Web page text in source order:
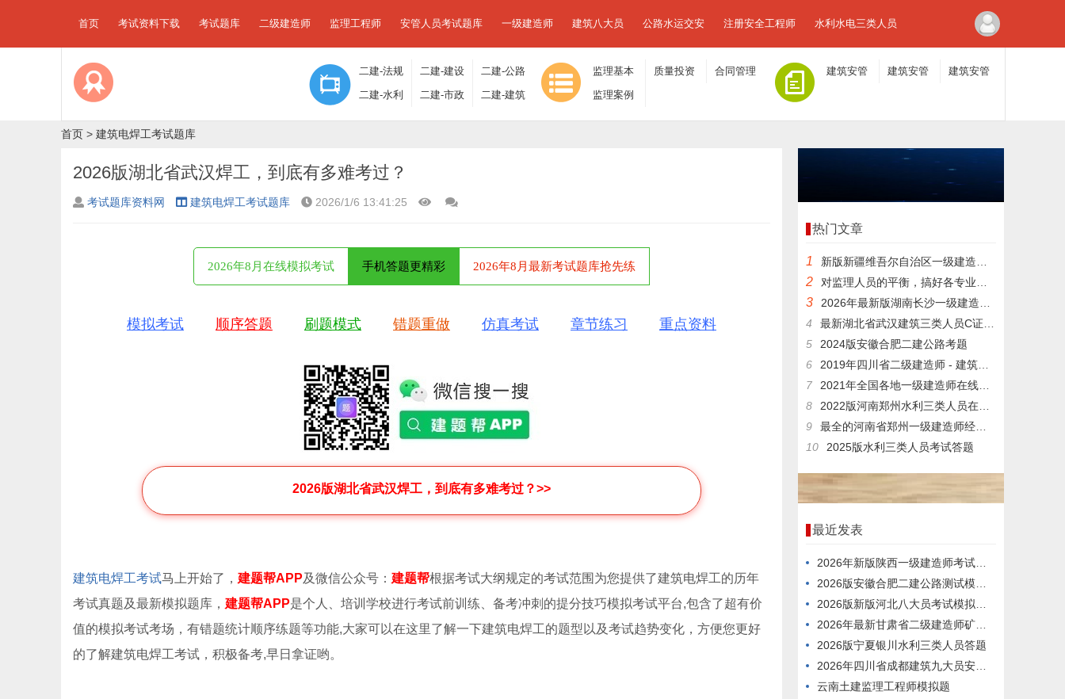
首页 考试资料下载 考试题库 二级建造师 监理工程师 安管人员考试题库 一级建造师 建筑八大员 公路水运交安 注册安全工程师 水利水电三类人员
二建-法规
及相关知
识
二建-建设
工程施工
管理
二建-公路
工程
二建-水利
水电
二建-市政
工程
二建-建筑
工程
监理基本
理论与相
关法规
质量投资 合同管理
监理案例
分析
建筑安管 建筑安管 建筑安管
首页 > 建筑电焊工考试题库
2026版湖北省武汉焊工，到底有多难考过？
考试题库资料网 建筑电焊工考试题库 2026/1/6 13:41:25
2026年8月在线模拟考试 手机答题更精彩 2026年8月最新考试题库抢先练
模拟考试 顺序答题 刷题模式 错题重做 仿真考试 章节练习 重点资料
2026版湖北省武汉焊工，到底有多难考过？>>
建筑电焊工考试马上开始了， 建题帮APP及微信公众号： 建题帮根据考试大纲规定的考试范围为您提供了建筑电焊工的历年
考试真题及最新模拟题库， 建题帮APP是个人、培训学校进行考试前训练、备考冲刺的提分技巧模拟考试平台,包含了超有价
值的模拟考试考场，有错题统计顺序练题等功能,大家可以在这里了解一下建筑电焊工的题型以及考试趋势变化，方便您更好
的了解建筑电焊工考试，积极备考,早日拿证哟。
热门文章
1 新版新疆维吾尔自治区一级建造师管理在线测试模拟习题内部题库
2 对监理人员的平衡，搞好各专业监理工程师的配合，属于项目监理机构内部()的协调。
3
2026年最新版湖南长沙一级建造师建筑，如何一次就考过？
4
最新湖北省武汉建筑三类人员C证在线模拟考试真题和答案解析
5
2024版安徽合肥二建公路考题
6
2019年四川省二级建造师 - 建筑工程施工管理考试全真题库以及答案解析
7
2021年全国各地一级建造师在线考试模拟题库基础资料
8
2022版河南郑州水利三类人员在线测试电子题库
9
最全的河南省郑州一级建造师经济在线考核历年真题
10
2025版水利三类人员考试答题
最近发表
2026年新版陕西一级建造师考试题型
2026版安徽合肥二建公路测试模拟练习题
2026版新版河北八大员考试模拟习题
2026年最新甘肃省二级建造师矿业科目，哪个app好？
2026版宁夏银川水利三类人员答题
2026年四川省成都建筑九大员安全员考题
云南土建监理工程师模拟题